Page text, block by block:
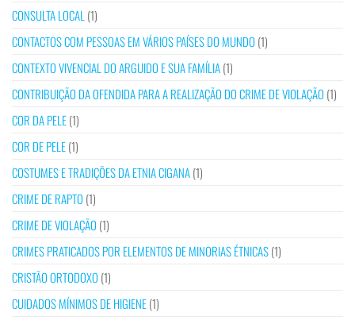
CONSULTA LOCAL (1)
CONTACTOS COM PESSOAS EM VÁRIOS PAÍSES DO MUNDO (1)
CONTEXTO VIVENCIAL DO ARGUIDO E SUA FAMÍLIA(1)
CONTRIBUIÇÃO DA OFENDIDA PARA A REALIZAÇÃO DO CRIME DE VIOLAÇÃO (1)
COR DA PELE(1)
COR DE PELE(1)
COSTUMES E TRADIÇÕES DA ETNIA CIGANA(1)
CRIME DE RAPTO (1)
CRIME DE VIOLAÇÃO (1)
CRIMES PRATICADOS POR ELEMENTOS DE MINORIAS ÉTNICAS(1)
CRISTÃO ORTODOXO (1)
CUIDADOS MÍNIMOS DE HIGIENE(1)